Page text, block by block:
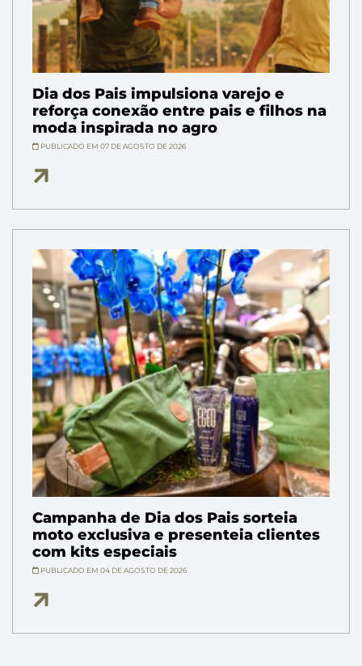
Dia dos Pais impulsiona varejo e
reforça conexão entre pais e filhos na
moda inspirada no agro
PUBLICADO EM 07 DE AGOSTO DE 2026
Campanha de Dia dos Pais sorteia
moto exclusiva e presenteia clientes
com kits especiais
PUBLICADO EM 04 DE AGOSTO DE 2026